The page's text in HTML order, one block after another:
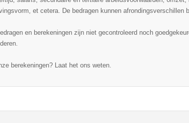
et cetera. De bedragen kunnen afrondingsverschillen
en berekeningen zijn niet gecontroleerd noch
berekeningen? Laat het ons weten.